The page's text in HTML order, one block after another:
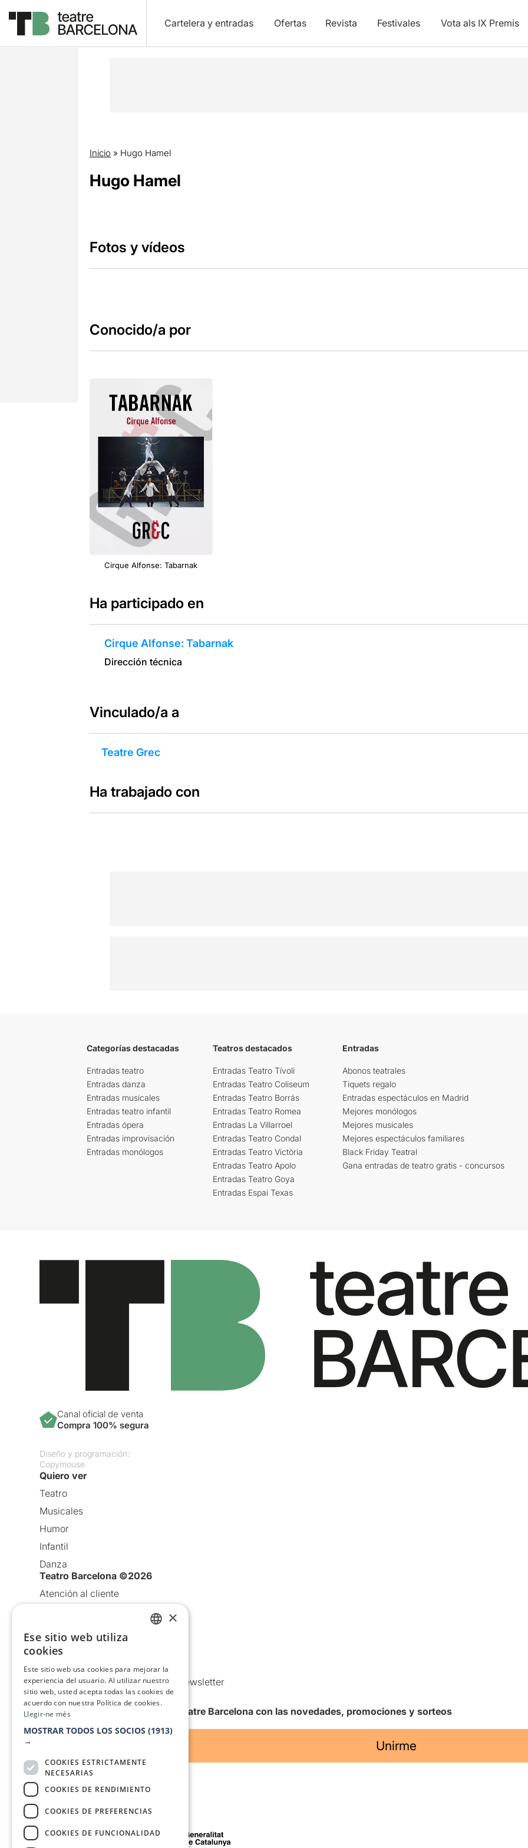
Cartelera y entradas Ofertas Revista Festivales Vota als IX Premis
Inicio » Hugo Hamel
Hugo Hamel
Fotos y vídeos
Conocido/a por
Cirque Alfonse: Tabarnak
Ha participado en
Cirque Alfonse: Tabarnak
Dirección técnica
Vinculado/a a
Teatre Grec
Ha trabajado con
Categorías destacadas
Entradas teatro
Entradas danza
Entradas musicales
Entradas teatro infantil
Entradas ópera
Entradas improvisación
Entradas monólogos
Teatros destacados
Entradas Teatro Tívoli
Entradas Teatro Coliseum
Entradas Teatro Borrás
Entradas Teatro Romea
Entradas La Villarroel
Entradas Teatro Condal
Entradas Teatro Victòria
Entradas Teatro Apolo
Entradas Teatro Goya
Entradas Espai Texas
Entradas
Abonos teatrales
Tiquets regalo
Entradas espectáculos en Madrid
Mejores monólogos
Mejores musicales
Mejores espectáculos familiares
Black Friday Teatral
Gana entradas de teatro gratis - concursos
Canal oficial de venta
Compra 100% segura
Diseño y programación:
Copymouse
Quiero ver
Teatro
Musicales
Humor
Infantil
Danza
Teatro Barcelona ©2026
Atención al cliente
Política de Cookies
Condiciones de uso
Comunicaciones comerciales y Newsletter
Anuncia’t
Quiero recibir la newsletter de Teatre Barcelona con las novedades, promociones y sorteos
Unirme
Con el apoyo de
×
Ese sitio web utiliza
cookies
Este sitio web usa cookies para mejorar la
experiencia del usuario. Al utilizar nuestro
sitio web, usted acepta todas las cookies de
acuerdo con nuestra Política de cookies.
Llegir-ne més
MOSTRAR TODOS LOS SOCIOS (1913)
→
COOKIES ESTRICTAMENTE
NECESARIAS
COOKIES DE RENDIMIENTO
COOKIES DE PREFERENCIAS
COOKIES DE FUNCIONALIDAD